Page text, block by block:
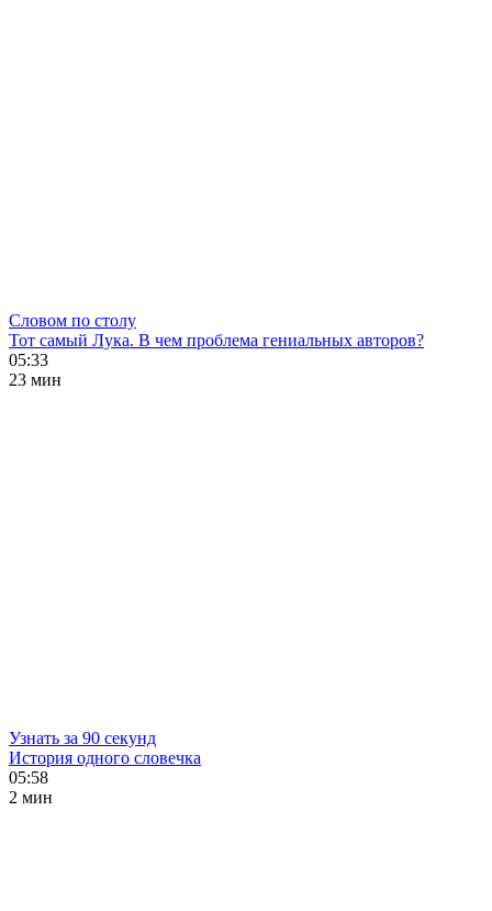
Словом по столу
Тот самый Лука. В чем проблема гениальных авторов?
05:33
23 мин
Узнать за 90 секунд
История одного словечка
05:58
2 мин